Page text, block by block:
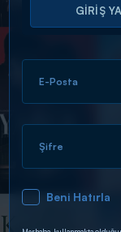
ARAMA
DİĞER
GİRİŞ
E-Posta
Şifre
Beni Hatırla